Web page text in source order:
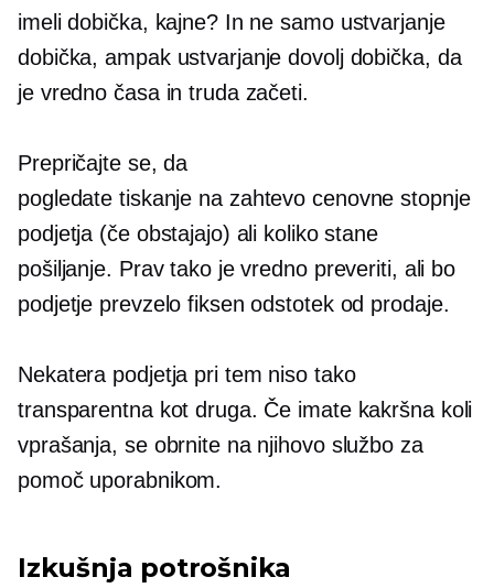
imeli dobička, kajne? In ne samo ustvarjanje
dobička, ampak ustvarjanje dovolj dobička, da
je vredno časa in truda začeti.
Prepričajte se, da
pogledatetiskanje na zahtevo cenovne stopnje
podjetja (če obstajajo) ali koliko stane
pošiljanje. Prav tako je vredno preveriti, ali bo
podjetje prevzelo fiksen odstotek od prodaje.
Nekatera podjetja pri tem niso tako
transparentna kot druga. Če imate kakršna koli
vprašanja, se obrnite na njihovo službo za
pomoč uporabnikom.
Izkušnja potrošnika